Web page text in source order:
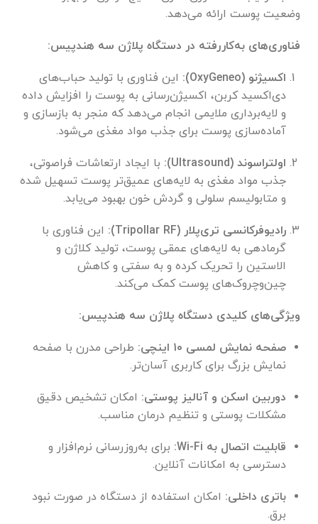
وضعیت پوست ارائه می‌دهد.
فناوری‌های به‌کاررفته در دستگاه پلاژن سه هندپیس:
اکسیژنو (OxyGeneo):
این فناوری با تولید حباب‌های
دی‌اکسید کربن، اکسیژن‌رسانی به پوست را افزایش داده
و لایه‌برداری ملایمی انجام می‌دهد که منجر به بازسازی و
آماده‌سازی پوست برای جذب مواد مغذی می‌شود.
اولتراسوند (Ultrasound):
با ایجاد ارتعاشات فراصوتی،
جذب مواد مغذی به لایه‌های عمیق‌تر پوست تسهیل شده
و متابولیسم سلولی و گردش خون بهبود می‌یابد.
رادیوفرکانسی تری‌پلار (Tripollar RF):
این فناوری با
گرمادهی به لایه‌های عمقی پوست، تولید کلاژن و
الاستین را تحریک کرده و به سفتی و کاهش
چین‌وچروک‌های پوست کمک می‌کند.
ویژگی‌های کلیدی دستگاه پلاژن سه هندپیس:
صفحه نمایش لمسی ۱۰ اینچی:
طراحی مدرن با صفحه
نمایش بزرگ برای کاربری آسان‌تر.
دوربین اسکن و آنالیز پوستی: امکان تشخیص دقیق
مشکلات پوستی و تنظیم درمان مناسب.
قابلیت اتصال به Wi-Fi:
برای به‌روزرسانی نرم‌افزار و
دسترسی به امکانات آنلاین.
باتری داخلی: امکان استفاده از دستگاه در صورت نبود
برق.